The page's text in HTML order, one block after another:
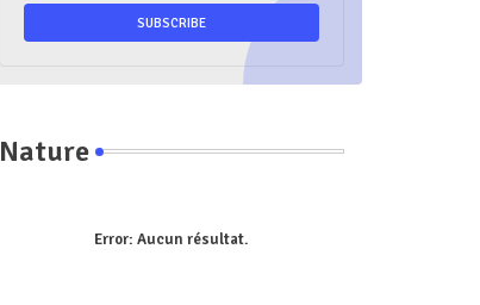
Nature
Error: Aucun résultat.